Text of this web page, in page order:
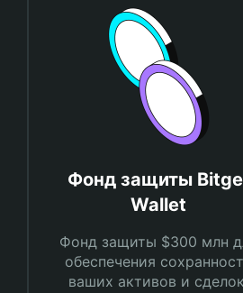
Фонд защиты
Wallet
Фонд защиты $300 млн
обеспечения
ваших активов и